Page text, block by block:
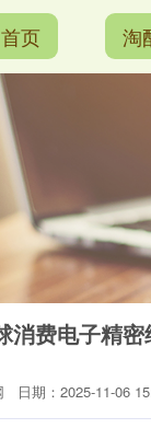
首页 淘
费电子精
日期：2025-11-06